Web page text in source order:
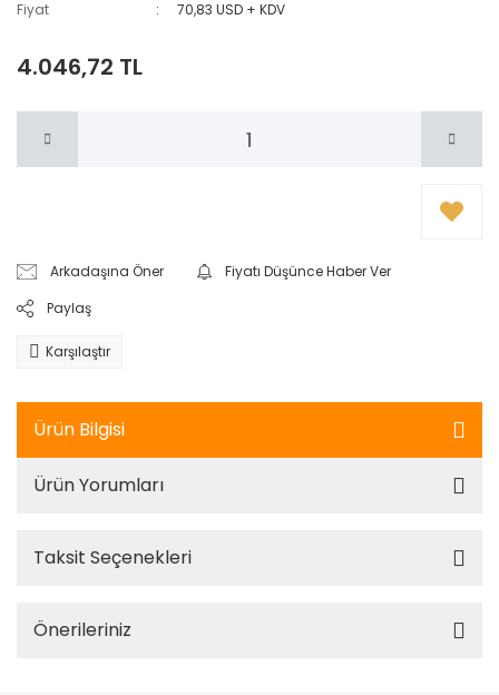
Fiyat
70,83 USD + KDV
4.046,72 TL
Arkadaşına Öner
Fiyatı Düşünce Haber Ver
Paylaş
Karşılaştır
Ürün Bilgisi
Ürün Yorumları
Taksit Seçenekleri
Önerileriniz